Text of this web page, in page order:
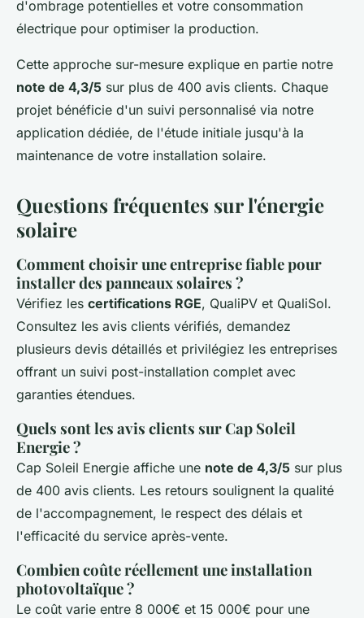
d'ombrage potentielles et votre consommation
électrique pour optimiser la production.
Cette approche sur-mesure explique en partie notre
note de 4,3/5 sur plus de 400 avis clients. Chaque
projet bénéficie d'un suivi personnalisé via notre
application dédiée, de l'étude initiale jusqu'à la
maintenance de votre installation solaire.
Questions fréquentes sur l'énergie
solaire
Comment choisir une entreprise fiable pour
installer des panneaux solaires ?
Vérifiez les certifications RGE, QualiPV et QualiSol.
Consultez les avis clients vérifiés, demandez
plusieurs devis détaillés et privilégiez les entreprises
offrant un suivi post-installation complet avec
garanties étendues.
Quels sont les avis clients sur Cap Soleil
Energie ?
Cap Soleil Energie affiche une note de 4,3/5 sur plus
de 400 avis clients. Les retours soulignent la qualité
de l'accompagnement, le respect des délais et
l'efficacité du service après-vente.
Combien coûte réellement une installation
photovoltaïque ?
Le coût varie entre 8 000€ et 15 000€ pour une